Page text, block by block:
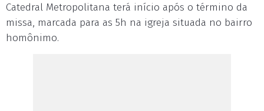
Catedral Metropolitana terá início após o término da
missa, marcada para as 5h na igreja situada no bairro
homônimo.